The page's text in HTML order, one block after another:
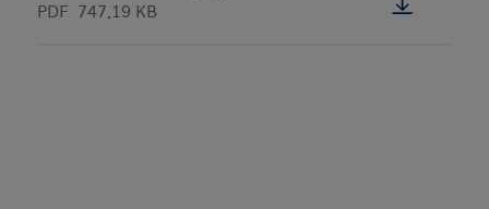
PDF 747.19 KB